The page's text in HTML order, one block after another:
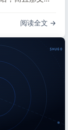
阅读全文
SHUGO